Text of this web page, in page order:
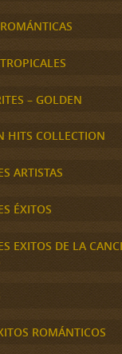
– GOLDEN
HITS COLLECTION
ARTISTAS
ÉXITOS
EXITOS DE LA
ROMÁNTICOS